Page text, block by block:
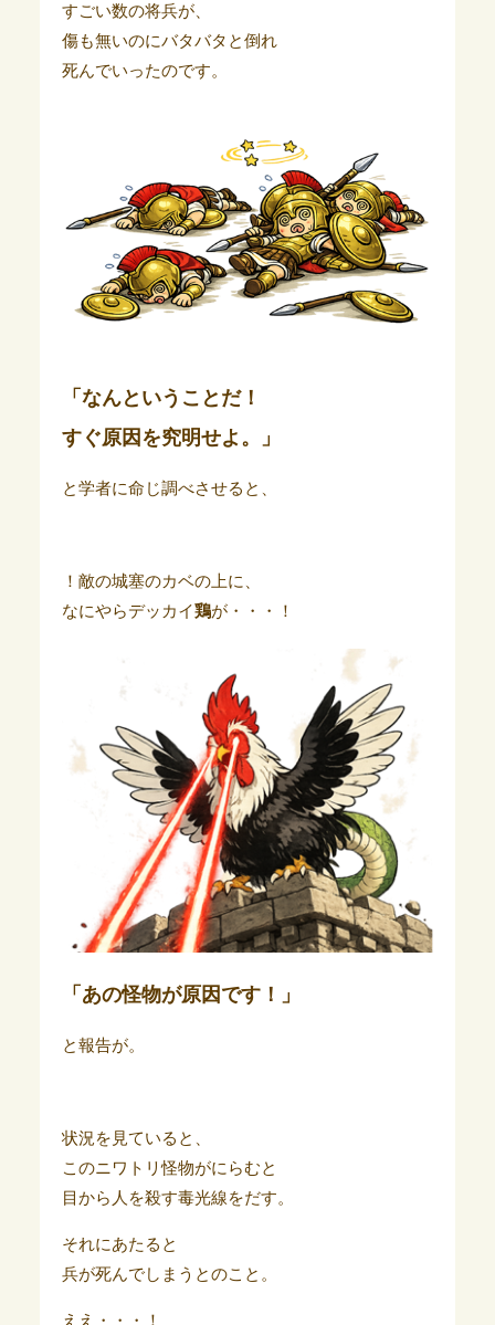
すごい数の将兵が、
傷も無いのにバタバタと倒れ
死んでいったのです。
「なんということだ！
すぐ原因を究明せよ。」
と学者に命じ調べさせると、
！敵の城塞のカベの上に、
なにやらデッカイ鶏が・・・！
「あの怪物が原因です！」
と報告が。
状況を見ていると、
このニワトリ怪物がにらむと
目から人を殺す毒光線をだす。
それにあたると
兵が死んでしまうとのこと。
ええ・・・！